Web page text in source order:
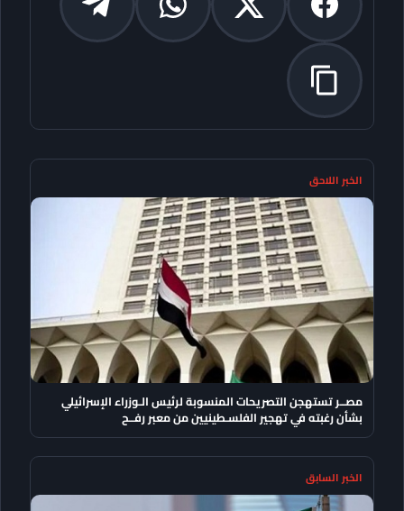
الخبر اللاحق
مصــر تستهجن التصريحات المنسوبة لرئيس الـوزراء الإسرائيلي
بشأن رغبته في تهجير الفلسـطينيين من معبر رفــح
الخبر السابق